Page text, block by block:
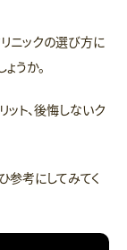
ニックの選び方に
うか。
ト、後悔しないク
参考にしてみてく